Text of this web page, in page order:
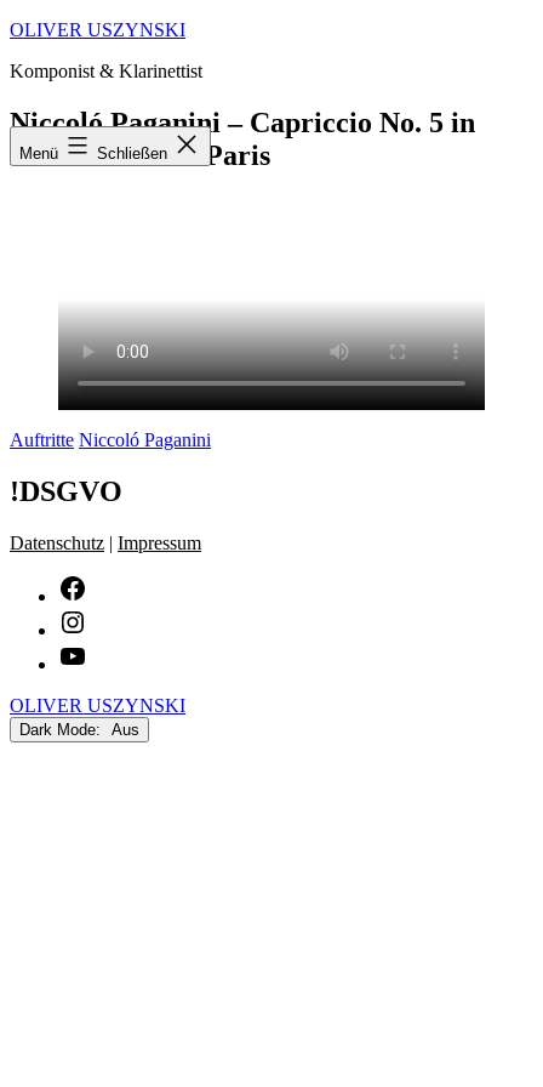
Zum
springen
OLIVER USZYNSKI
Komponist & Klarinettist
Menü Schließen
Niccoló Paganini – Capriccio No. 5 in
Notre Dame de Paris
Kategorisiert
Auftritte Verschlagwortet
Niccoló Paganini
!DSGVO
Datenschutz | Impressum
OLIVER USZYNSKI
Dark Mode: